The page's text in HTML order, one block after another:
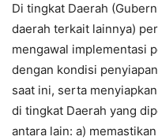
Di tingkat Daerah
daerah terkait lainnya)
mengawal implementasi
dengan kondisi
saat ini, serta
di tingkat Daerah yang
antara lain: a)